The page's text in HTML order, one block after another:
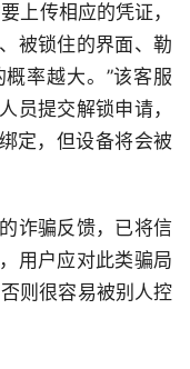
上传相应的凭证，
被锁住的界面、勒
率越大。”该客服
员提交解锁申请，
定，但设备将会被
诈骗反馈，已将信
用户应对此类骗局
则很容易被别人控